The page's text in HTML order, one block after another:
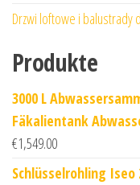
Drzwi loftowe i balustrady
Produkte
3000 L
Fäkalientank
€1,549.00
Schlüsselrohling